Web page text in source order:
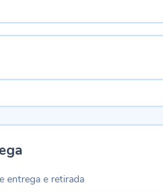
entrega e retirada